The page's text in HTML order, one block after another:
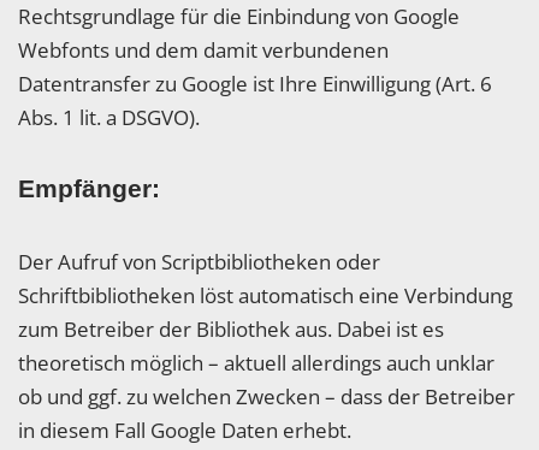
Rechtsgrundlage für die Einbindung von Google
Webfonts und dem damit verbundenen
Datentransfer zu Google ist Ihre Einwilligung (Art. 6
Abs. 1 lit. a DSGVO).
Empfänger:
Der Aufruf von Scriptbibliotheken oder
Schriftbibliotheken löst automatisch eine Verbindung
zum Betreiber der Bibliothek aus. Dabei ist es
theoretisch möglich – aktuell allerdings auch unklar
ob und ggf. zu welchen Zwecken – dass der Betreiber
in diesem Fall Google Daten erhebt.